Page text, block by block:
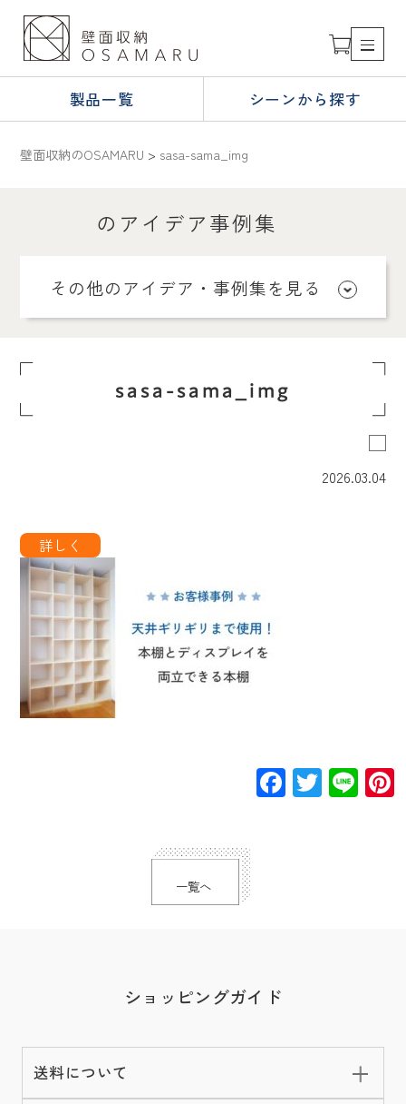
製品一覧 シーンから探す
壁面収納のOSAMARU > sasa-sama_img
のアイデア事例集
その他のアイデア・事例集を見る
sasa-sama_img
2026.03.04
Facebook
一覧へ
ショッピングガイド
送料について